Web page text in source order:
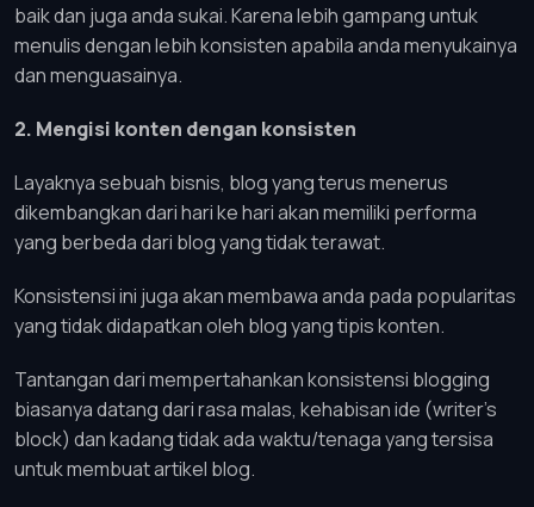
baik dan juga anda sukai. Karena lebih gampang untuk
menulis dengan lebih konsisten apabila anda menyukainya
dan menguasainya.
2. Mengisi konten dengan konsisten
Layaknya sebuah bisnis, blog yang terus menerus
dikembangkan dari hari ke hari akan memiliki performa
yang berbeda dari blog yang tidak terawat.
Konsistensi ini juga akan membawa anda pada popularitas
yang tidak didapatkan oleh blog yang tipis konten.
Tantangan dari mempertahankan konsistensi blogging
biasanya datang dari rasa malas, kehabisan ide (writer’s
block) dan kadang tidak ada waktu/tenaga yang tersisa
untuk membuat artikel blog.